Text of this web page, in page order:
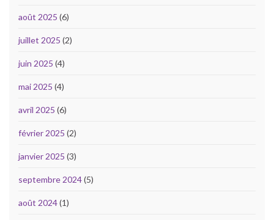
août 2025 (6)
juillet 2025 (2)
juin 2025 (4)
mai 2025 (4)
avril 2025 (6)
février 2025 (2)
janvier 2025 (3)
septembre 2024(5)
août 2024(1)